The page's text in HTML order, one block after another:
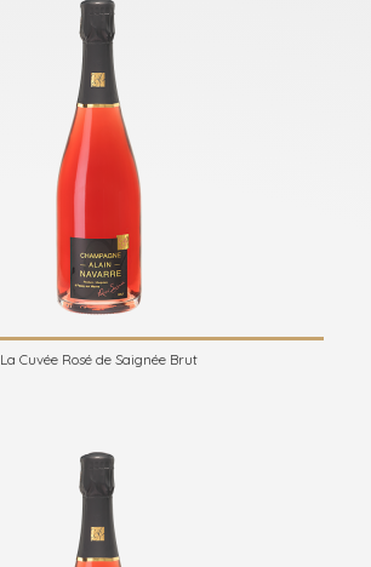
La Cuvée Rosé de Saignée Brut